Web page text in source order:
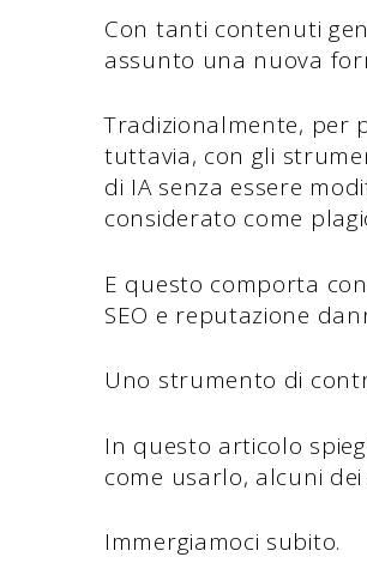
Con tanti contenuti
assunto una nuova
Tradizionalmente, per
tuttavia, con gli
di IA senza essere
considerato come
E questo comporta
SEO e reputazione
Uno strumento di
In questo articolo
come usarlo, alcuni
Immergiamoci subito.